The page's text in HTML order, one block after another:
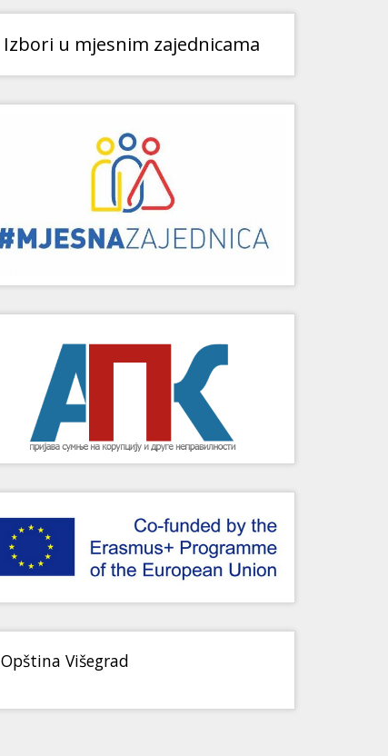
Izbori u mjesnim zajednicama
Opština Višegrad